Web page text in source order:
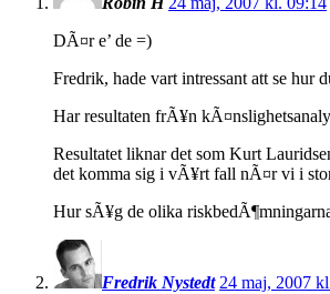
DÃ¤r e’ de =)
Fredrik, hade vart intressant att se hur
Har resultaten frÃ¥n
Resultatet liknar det som Kurt
det komma sig i vÃ¥rt fall nÃ¤r vi i
Hur sÃ¥g de olika
Fredrik Nystedt 24 maj, 2007